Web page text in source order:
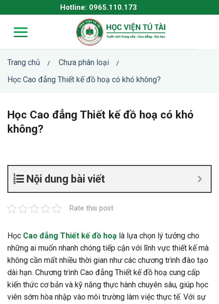
to
content
Hotline: 0965.110.173
Trang chủ / Chưa phân loại /
Học Cao đẳng Thiết kế đồ hoạ có khó không?
Học Cao đẳng Thiết kế đồ hoạ có khó
không?
Nội dung bài viết
Rate this post
Học Cao đẳng Thiết kế đồ hoạ là lựa chọn lý tưởng cho
những ai muốn nhanh chóng tiếp cận với lĩnh vực thiết kế mà
không cần mất nhiều thời gian như các chương trình đào tạo
dài hạn. Chương trình Cao đẳng Thiết kế đồ hoạ cung cấp
kiến thức cơ bản và kỹ năng thực hành chuyên sâu, giúp học
viên sớm hòa nhập vào môi trường làm việc thực tế. Với sự